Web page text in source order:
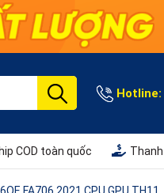
Hotline:
COD toàn quốc
FA706 2021 CPU GPU TH11